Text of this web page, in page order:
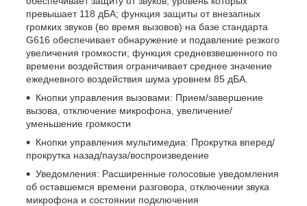
превышает 118 дБА; функция защиты от внезапных
громких звуков (во время вызовов) на базе стандарта
G616 обеспечивает обнаружение и подавление резкого
увеличения громкости; функция средневзвешенного по
времени воздействия ограничивает среднее значение
ежедневного воздействия шума уровнем 85 дБА.
Кнопки управления вызовами: Прием/завершение
вызова, отключение микрофона, увеличение/
уменьшение громкости
Кнопки управления мультимедиа: Прокрутка вперед/
прокрутка назад/пауза/воспроизведение
Уведомления: Расширенные голосовые уведомления
об оставшемся времени разговора, отключении звука
микрофона и состоянии подключения